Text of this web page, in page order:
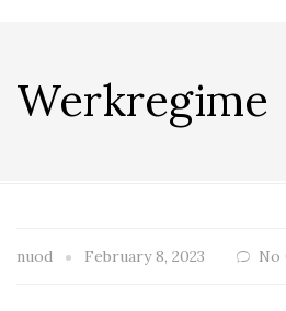
Werkregime
nuod February 8, 2023 No